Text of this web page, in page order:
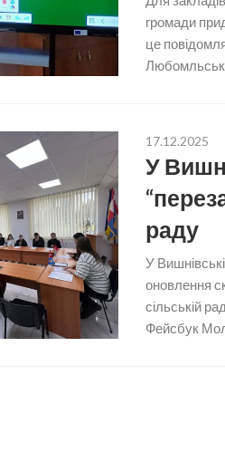
громади
це
17.12.2025
У
раду
У
оновлення
сільській
Фейсбук